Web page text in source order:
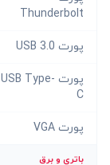
Thunderbolt
پورت USB 3.0
پورت USB Type-
C
پورت VGA
باتری و برق